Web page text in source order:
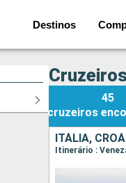
Destinos
45
cruzeiros
ITÁLIA,